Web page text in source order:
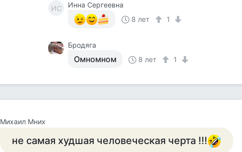
ИС
Инна Сергеевна
8 лет
1
Бродяга
Омномном 8 лет 1
Михаил Мних
не самая худшая человеческая черта !!!